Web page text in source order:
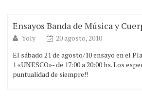
Ensayos Banda de Música y
Yoly
20 agosto, 2010
El sábado 21 de agosto/10 ensayo en el
1 «UNESCO»- de 17:00 a 20:00 hs. Los
puntualidad de siempre!!